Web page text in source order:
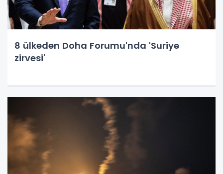
8 ülkeden Doha Forumu'nda 'Suriye
zirvesi'